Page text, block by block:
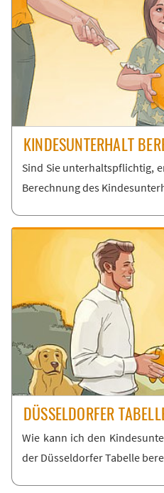
KIN­DES­UN­TER­HALT
Sind Sie un­ter­halts­pflich­tig,
Be­rech­nung des
DÜS­SEL­DOR­FER
Wie kann ich den
der Düs­sel­dor­fer Ta­bel­le